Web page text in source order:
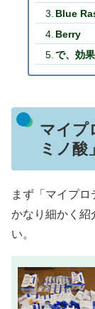
Blue
Berry
で、効
マイプ
ミノ酸
まず「マイプ
かなり細かく紹
い。